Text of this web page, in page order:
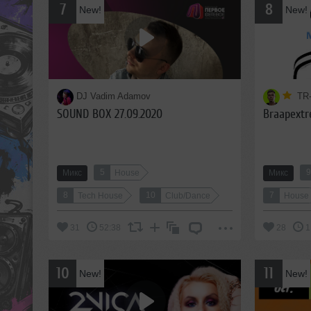
7 New!
DJ Vadim Adamov
SOUND BOX 27.09.2020
Микс 5 House
8 Tech House 10 Club/Dance
31 52:38
8 New!
Микс 9
7 House
28
10 New! 11 New!